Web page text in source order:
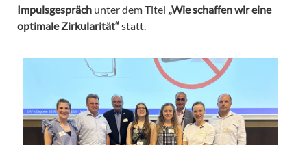
Impulsgespräch unter dem Titel „Wie schaffen wir eine
optimale Zirkularität“statt.